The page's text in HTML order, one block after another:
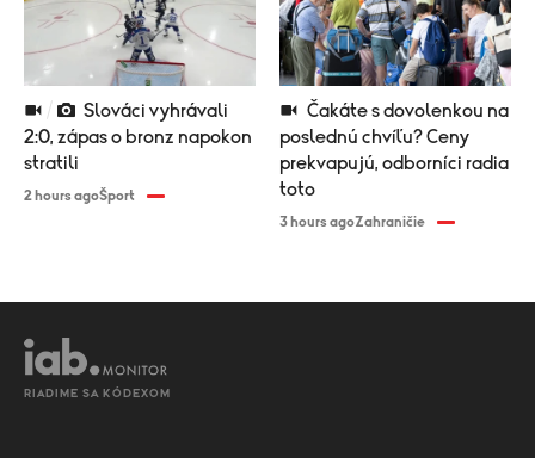
2:0, zápas o bronz napokon
stratili
2 hours agoŠport
poslednú chvíľu? Ceny
prekvapujú, odborníci radia
toto
3 hours agoZahraničie
RIADIME SA KÓDEXOM